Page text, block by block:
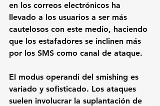
en los correos electrónicos ha
llevado a los usuarios a ser más
cautelosos con este medio, haciendo
que los estafadores se inclinen más
por los SMS como canal de ataque.
El modus operandi del smishing es
variado y sofisticado. Los ataques
suelen involucrar la suplantación de